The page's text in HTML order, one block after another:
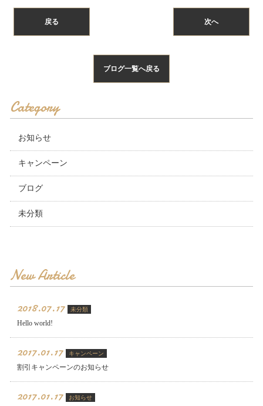
戻る 次へ
ブログ一覧へ戻る
Category
お知らせ
キャンペーン
ブログ
未分類
New Article
2018.07.17 未分類
Hello world!
2017.01.17 キャンペーン
割引キャンペーンのお知らせ
2017.01.17 お知らせ